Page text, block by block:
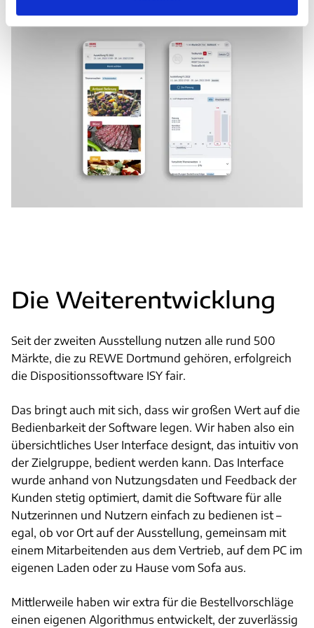
Die Weiterentwicklung
Seit der zweiten Ausstellung nutzen alle rund 500
Märkte, die zu REWE Dortmund gehören, erfolgreich
die Dispositionssoftware ISY fair.
Das bringt auch mit sich, dass wir großen Wert auf die
Bedienbarkeit der Software legen. Wir haben also ein
übersichtliches User Interface designt, das intuitiv von
der Zielgruppe, bedient werden kann. Das Interface
wurde anhand von Nutzungsdaten und Feedback der
Kunden stetig optimiert, damit die Software für alle
Nutzerinnen und Nutzern einfach zu bedienen ist –
egal, ob vor Ort auf der Ausstellung, gemeinsam mit
einem Mitarbeitenden aus dem Vertrieb, auf dem PC im
eigenen Laden oder zu Hause vom Sofa aus.
Mittlerweile haben wir extra für die Bestellvorschläge
einen eigenen Algorithmus entwickelt, der zuverlässig